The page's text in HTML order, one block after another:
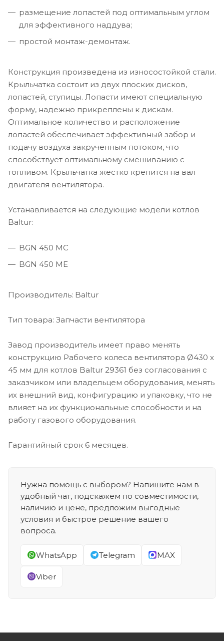
размещение лопастей под оптимальным углом
для эффективного наддува;
простой монтаж-демонтаж.
Конструкция произведена из износостойкой стали.
Крыльчатка состоит из двух плоских дисков,
лопастей, ступицы. Лопасти имеют специальную
форму, надежно прикреплены к дискам.
Оптимальное количество и расположение
лопастей обеспечивает эффективный забор и
подачу воздуха закрученным потоком, что
способствует оптимальному смешиванию с
топливом. Крыльчатка жестко крепится на вал
двигателя вентилятора.
Устанавливается на следующие модели котлов
Baltur:
BGN 450 MC
BGN 450 ME
Производитель: Baltur
Тип товара: Запчасти вентилятора
Завод производитель имеет право менять
конструкцию Рабочего колеса вентилятора Ø430 x
45 мм для котлов Baltur 29361 без согласования с
заказчиком или владельцем оборудования, менять
их внешний вид, конфигурацию и упаковку, что не
влияет на их функциональные способности и на
работу газового оборудования.
Гарантийный срок 6 месяцев.
Нужна помощь с выбором? Напишите нам в
удобный чат, подскажем по совместимости,
наличию и цене, предложим выгодные
условия и быстрое решение вашего
вопроса.
WhatsApp Telegram MAX
Viber